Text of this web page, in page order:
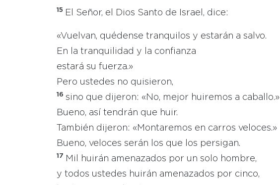
15 El Señor, el Dios Santo de Israel, dice:
«Vuelvan, quédense tranquilos y estarán a salvo.
En la tranquilidad y la confianza
estará su fuerza.»
Pero ustedes no quisieron,
16 sino que dijeron: «No, mejor huiremos a caballo.»
Bueno, así tendrán que huir.
También dijeron: «Montaremos en carros veloces.»
Bueno, veloces serán los que los persigan.
17
Mil huirán amenazados por un solo hombre,
y todos ustedes huirán amenazados por cinco,